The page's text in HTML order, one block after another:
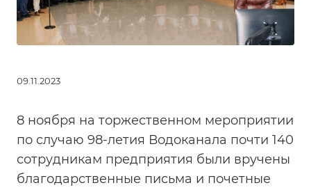
09.11.2023
8 ноября на торжественном мероприятии
по случаю 98-летия Водоканала почти 140
сотрудникам предприятия были вручены
благодарственные письма и почетные